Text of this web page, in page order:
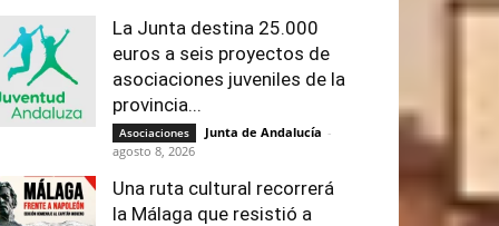
La Junta destina 25.000
euros a seis proyectos de
asociaciones juveniles de la
provincia...
Asociaciones Junta de Andalucía -
agosto 8, 2026
Una ruta cultural recorrerá
la Málaga que resistió a